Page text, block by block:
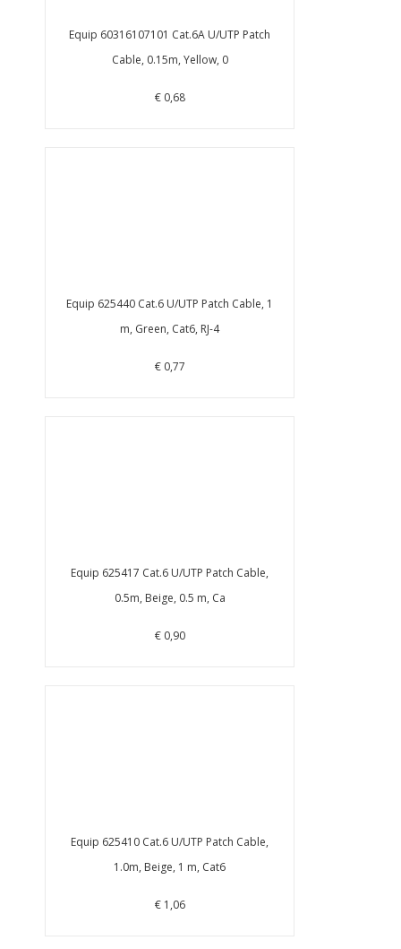
Equip 60316107101 Cat.6A U/UTP Patch
Cable, 0.15m, Yellow, 0
€ 0,68
Equip 625440 Cat.6 U/UTP Patch Cable, 1
m, Green, Cat6, RJ-4
€ 0,77
Equip 625417 Cat.6 U/UTP Patch Cable,
0.5m, Beige, 0.5 m, Ca
€ 0,90
Equip 625410 Cat.6 U/UTP Patch Cable,
1.0m, Beige, 1 m, Cat6
€ 1,06